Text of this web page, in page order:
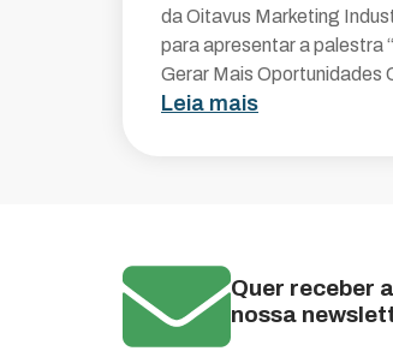
da Oitavus Marketing
para apresentar a palestra
Gerar Mais Oportunidades
Leia mais
Quer receber
nossa